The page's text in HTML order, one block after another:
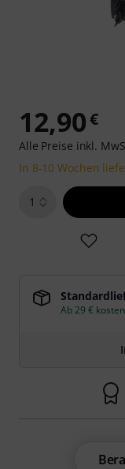
12,90€
Alle Preise inkl.
In 8-10 Wochen
1
Ab 29 €